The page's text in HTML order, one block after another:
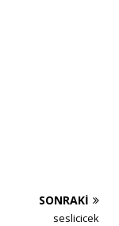
SONRAKI
seslicicek